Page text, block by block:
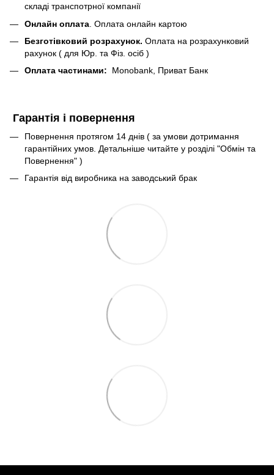
складі транспотрної компанії
Онлайн оплата . Оплата онлайн картою
Безготівковий розрахунок. Оплата на розрахунковий
рахунок ( для Юр. та Фіз. осіб )
Оплата частинами: Monobank, Приват Банк
Гарантія і повернення
Повернення протягом 14 днів ( за умови дотримання
гарантійних умов. Детальніше читайте у розділі "Обмін та
Повернення" )
Гарантія від виробника на заводський брак